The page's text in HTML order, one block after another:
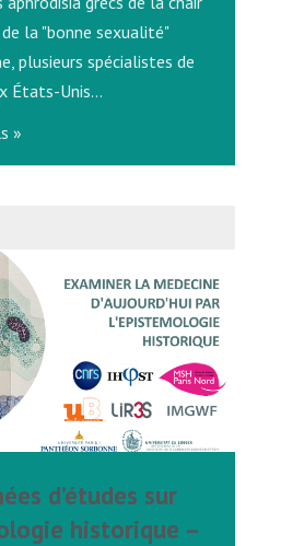
la "bonne sexualité"
plusieurs spécialistes de
États-Unis…
»
d’études sur
historique –